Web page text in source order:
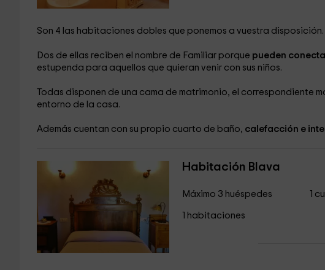
Son 4 las habitaciones dobles que ponemos a vuestra disposición.
Dos de ellas reciben el nombre de Familiar porque pueden
estupenda para aquellos que quieran venir con sus niños.
Todas disponen de una cama de matrimonio, el correspondiente
entorno de la casa.
Además cuentan con su propio cuarto de baño, calefacción e
Habitación Blava
Máximo 3 huéspedes
1 habitaciones
1